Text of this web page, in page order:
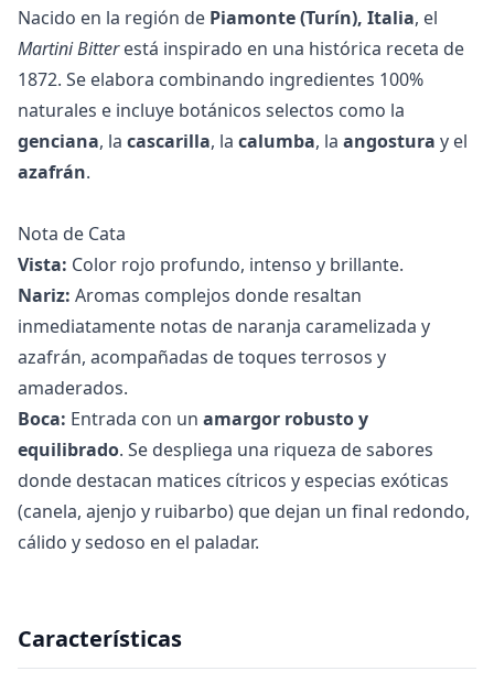
Nacido en la región de Piamonte (Turín), Italia, el
Martini Bitterestá inspirado en una histórica receta de
1872. Se elabora combinando ingredientes 100%
naturales e incluye botánicos selectos como la
genciana, la cascarilla, la calumba, la angostura y el
azafrán.
Nota de Cata
Vista: Color rojo profundo, intenso y brillante.
Nariz: Aromas complejos donde resaltan
inmediatamente notas de naranja caramelizada y
azafrán, acompañadas de toques terrosos y
amaderados.
Boca: Entrada con un amargor robusto y
equilibrado. Se despliega una riqueza de sabores
donde destacan matices cítricos y especias exóticas
(canela, ajenjo y ruibarbo) que dejan un final redondo,
cálido y sedoso en el paladar.
Características